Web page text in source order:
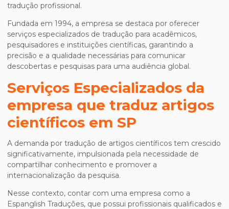
tradução profissional.
Fundada em 1994, a empresa se destaca por oferecer
serviços especializados de tradução para acadêmicos,
pesquisadores e instituições científicas, garantindo a
precisão e a qualidade necessárias para comunicar
descobertas e pesquisas para uma audiência global.
Serviços Especializados da
empresa que traduz artigos
científicos em SP
A demanda por tradução de artigos científicos tem crescido
significativamente, impulsionada pela necessidade de
compartilhar conhecimento e promover a
internacionalização da pesquisa.
Nesse contexto, contar com uma empresa como a
Espanglish Traduções, que possui profissionais qualificados e